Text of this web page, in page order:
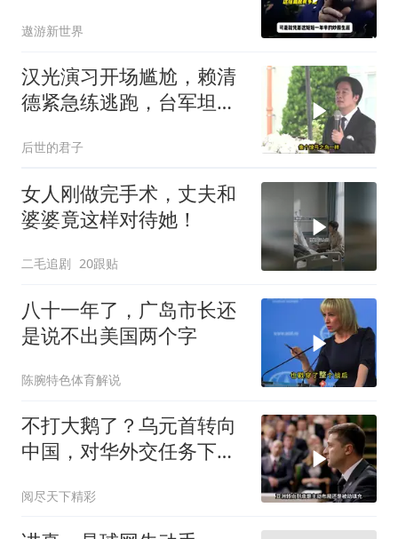
遨游新世界
汉光演习开场尴尬，赖清
德紧急练逃跑，台军坦克
后世的君子
女人刚做完手术，丈夫和
婆婆竟这样对待她！
二毛追剧 20跟贴
八十一年了，广岛市长还
是说不出美国两个字
陈腕特色体育解说
不打大鹅了？乌元首转向
中国，对华外交任务下
阅尽天下精彩